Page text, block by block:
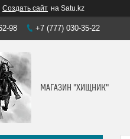
Создать сайт на Satu.kz
98 +7 (777) 030-35-22
МАГАЗИН "ХИЩНИК"